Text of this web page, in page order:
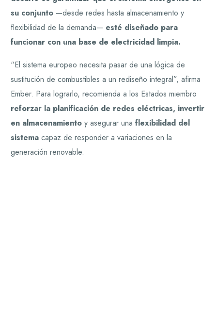
su conjunto —desde redes hasta almacenamiento y
flexibilidad de la demanda— esté diseñado para
funcionar con una base de electricidad limpia.
“El sistema europeo necesita pasar de una lógica de
sustitución de combustibles a un rediseño integral”, afirma
Ember. Para lograrlo, recomienda a los Estados miembro
reforzar la planificación de redes eléctricas, invertir
en almacenamiento y asegurar unaflexibilidad del
sistema capaz de responder a variaciones en la
generación renovable.